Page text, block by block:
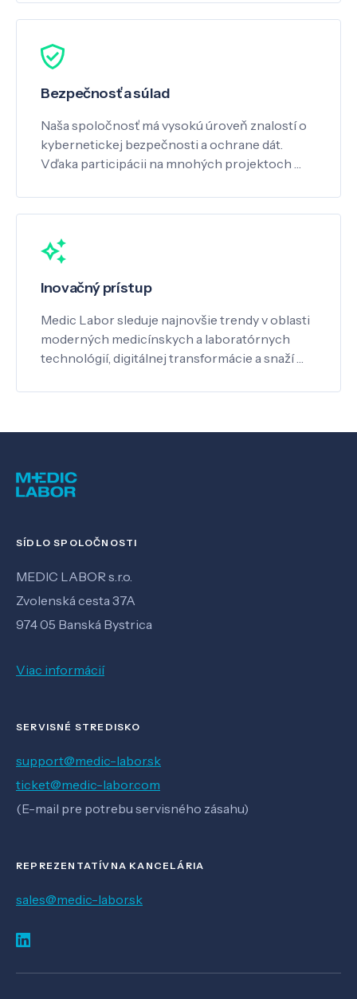
Bezpečnosť a súlad
Naša spoločnosť má vysokú úroveň znalostí o
kybernetickej bezpečnosti a ochrane dát.
Vďaka participácii na mnohých projektoch …
Inovačný prístup
Medic Labor sleduje najnovšie trendy v oblasti
moderných medicínskych a laboratórnych
technológií, digitálnej transformácie a snaží …
SÍDLO SPOLOČNOSTI
MEDIC LABOR s.r.o.
Zvolenská cesta 37A
974 05 Banská Bystrica
Viac informácií
SERVISNÉ STREDISKO
support@medic-labor.sk
ticket@medic-labor.com
(E-mail pre potrebu servisného zásahu)
REPREZENTATÍVNA KANCELÁRIA
sales@medic-labor.sk